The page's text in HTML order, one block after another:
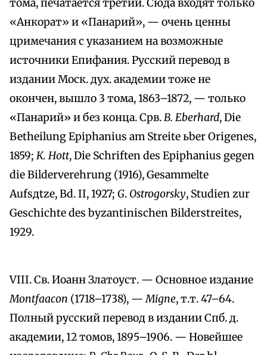
тома, печатается третий. Сюда входят только
«Анкорат» и «Панарий», — очень ценны
цримечания с указанием на возможные
источники Епифания. Русский перевод в
издании Моск. дух. академии тоже не
окончен, вышло 3 тома, 1863–1872, — только
«Панарий» и без конца. Срв.B. Eberhard, Die
Betheilung Epiphanius am Streite ьber Origenes,
1859; K. Hott, Die Schriften des Epiphanius gegen
die Bilderverehrung (1916), Gesammelte
Aufsдtze, Bd. II, 1927; G. Ostrogorsky, Studien zur
Geschichte des byzantinischen Bilderstreites,
1929.
VIII. Св. Иоанн Златоуст. — Основное издание
Montfaacon (1718–1738), —Migne, т.т. 47–64.
Полный русский перевод в издании Спб. д.
академии, 12 томов, 1895–1906. — Новейшее